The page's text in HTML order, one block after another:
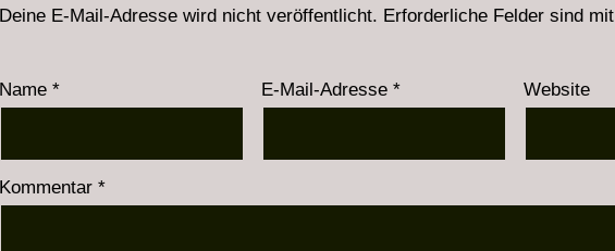
Deine E-Mail-Adresse wird nicht veröffentlicht. Erforderliche Felder sind mit
Name * E-Mail-Adresse * Website
Kommentar *